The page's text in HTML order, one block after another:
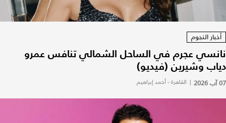
أخبار النجوم
نانسي عجرم في الساحل الشمالي تنافس عمرو
دياب وشيرين (فيديو)
07 آب 2026 | القاهرة - أحمد إبراهيم